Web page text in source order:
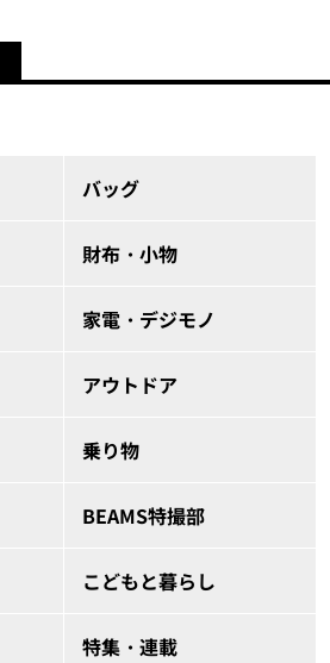
バッグ
財布・小物
家電・デジモノ
アウトドア
乗り物
BEAMS特撮部
こどもと暮らし
特集・連載